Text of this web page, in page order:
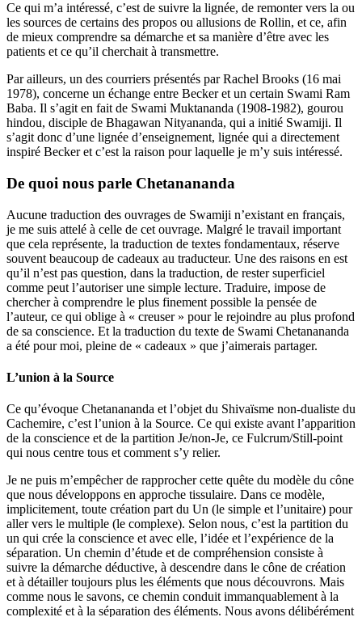
Ce qui m’a intéressé, c’est de suivre la lignée, de remonter vers la ou
les sources de certains des propos ou allusions de Rollin, et ce, afin
de mieux comprendre sa démarche et sa manière d’être avec les
patients et ce qu’il cherchait à transmettre.
Par ailleurs, un des courriers présentés par Rachel Brooks (16 mai
1978), concerne un échange entre Becker et un certain Swami Ram
Baba. Il s’agit en fait de Swami Muktananda (1908-1982), gourou
hindou, disciple de Bhagawan Nityananda, qui a initié Swamiji. Il
s’agit donc d’une lignée d’enseignement, lignée qui a directement
inspiré Becker et c’est la raison pour laquelle je m’y suis intéressé.
De quoi nous parle Chetanananda
Aucune traduction des ouvrages de Swamiji n’existant en français,
je me suis attelé à celle de cet ouvrage. Malgré le travail important
que cela représente, la traduction de textes fondamentaux, réserve
souvent beaucoup de cadeaux au traducteur. Une des raisons en est
qu’il n’est pas question, dans la traduction, de rester superficiel
comme peut l’autoriser une simple lecture. Traduire, impose de
chercher à comprendre le plus finement possible la pensée de
l’auteur, ce qui oblige à « creuser » pour le rejoindre au plus profond
de sa conscience. Et la traduction du texte de Swami Chetanananda
a été pour moi, pleine de « cadeaux » que j’aimerais partager.
L’union à la Source
Ce qu’évoque Chetanananda et l’objet du Shivaïsme non-dualiste du
Cachemire, c’est l’union à la Source. Ce qui existe avant l’apparition
de la conscience et de la partition Je/non-Je, ce Fulcrum/Still-point
qui nous centre tous et comment s’y relier.
Je ne puis m’empêcher de rapprocher cette quête du modèle du cône
que nous développons en approche tissulaire. Dans ce modèle,
implicitement, toute création part du Un (le simple et l’unitaire) pour
aller vers le multiple (le complexe). Selon nous, c’est la partition du
un qui crée la conscience et avec elle, l’idée et l’expérience de la
séparation. Un chemin d’étude et de compréhension consiste à
suivre la démarche déductive, à descendre dans le cône de création
et à détailler toujours plus les éléments que nous découvrons. Mais
comme nous le savons, ce chemin conduit immanquablement à la
complexité et à la séparation des éléments. Nous avons délibérément